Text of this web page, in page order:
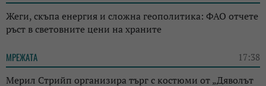
Жеги, скъпа енергия и сложна геополитика: ФАО отчете
ръст в световните цени на храните
МРЕЖАТА 17:38
Мерил Стрийп организира търг с костюми от „Дяволът